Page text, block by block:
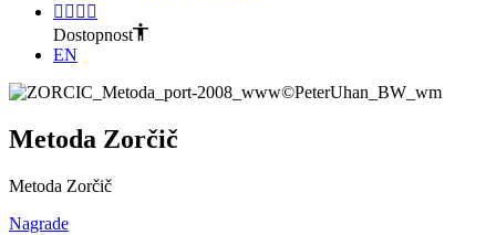
Dostopnost
EN
Metoda Zorčič
Metoda Zorčič
Nagrade